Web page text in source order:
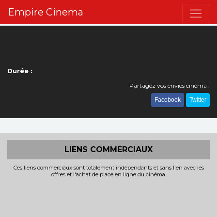
Empire Cinema
Durée :
Partagez vos envies cinéma :
Facebook Twitter
LIENS COMMERCIAUX
Ces liens commerciaux sont totalement indépendants et sans lien avec les
offres et l'achat de place en ligne du cinéma.